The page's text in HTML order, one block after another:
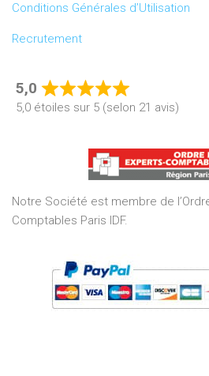
Conditions Générales d’Utilisation
Recrutement
5,0
Rated
5,0
of
5
5,0 étoiles sur 5 (selon 21 avis)
Notre Société est membre de
Comptables Paris IDF.